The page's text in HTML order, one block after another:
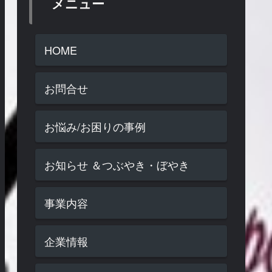
HOME
お問合せ
お悩み/お困りの事例
お知らせ ＆つぶやき・ぼやき
事業内容
企業情報